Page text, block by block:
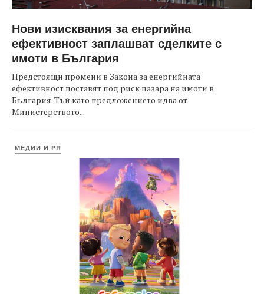
Нови изисквания за енергийна
ефективност заплашват сделките с
имоти в България
Предстоящи промени в Закона за енергийната
ефективност поставят под риск пазара на имоти в
България. Тъй като предложението идва от
Министерството...
МЕДИИ И PR